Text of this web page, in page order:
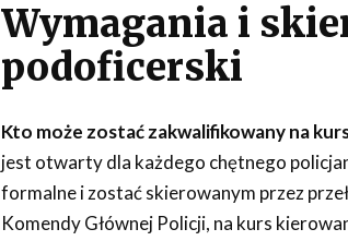
Wymagania i
podoficerski
Kto może zostać zakwalifikowany na
jest otwarty dla każdego chętnego
formalne i zostać skierowanym przez
Komendy Głównej Policji, na kurs